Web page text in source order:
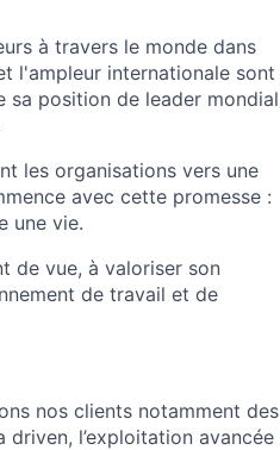
à travers le monde dans
l'ampleur internationale sont
sa position de leader mondial
les organisations vers une
avec cette promesse :
une vie.
de vue, à valoriser son
de travail et de
nos clients notamment des
l’exploitation avancée